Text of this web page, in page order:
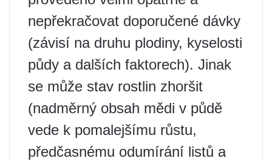
nepřekračovat doporučené dávky
(závisí na druhu plodiny, kyselosti
půdy a dalších faktorech). Jinak
se může stav rostlin zhoršit
(nadměrný obsah mědi v půdě
vede k pomalejšímu růstu,
předčasnému odumírání listů a